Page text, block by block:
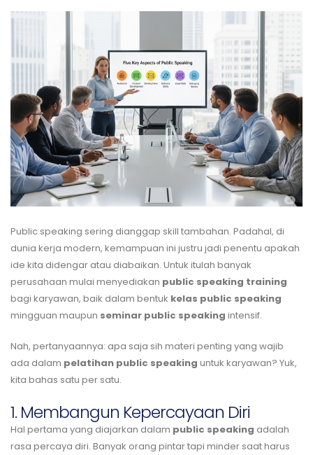
Public speaking sering dianggap skill tambahan. Padahal, di
dunia kerja modern, kemampuan ini justru jadi penentu apakah
ide kita didengar atau diabaikan. Untuk itulah banyak
perusahaan mulai menyediakan public speaking training
bagi karyawan, baik dalam bentuk kelas public speaking
mingguan maupun seminar public speaking intensif.
Nah, pertanyaannya: apa saja sih materi penting yang wajib
ada dalam pelatihan public speaking untuk karyawan? Yuk,
kita bahas satu per satu.
1. Membangun Kepercayaan Diri
Hal pertama yang diajarkan dalam public speaking adalah
rasa percaya diri. Banyak orang pintar tapi minder saat harus